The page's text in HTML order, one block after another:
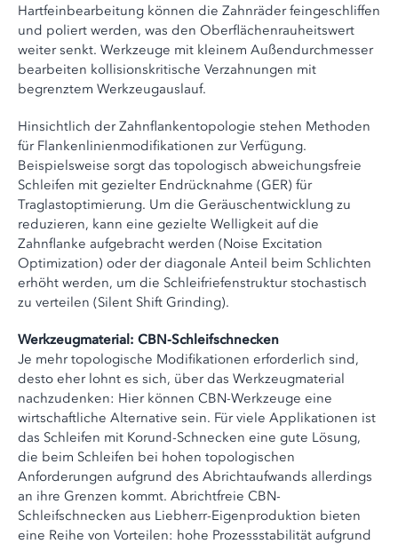
Hartfeinbearbeitung können die Zahnräder feingeschliffen
und poliert werden, was den Oberflächenrauheitswert
weiter senkt. Werkzeuge mit kleinem Außendurchmesser
bearbeiten kollisionskritische Verzahnungen mit
begrenztem Werkzeugauslauf.
Hinsichtlich der Zahnflankentopologie stehen Methoden
für Flankenlinienmodifikationen zur Verfügung.
Beispielsweise sorgt das topologisch abweichungsfreie
Schleifen mit gezielter Endrücknahme (GER) für
Traglastoptimierung. Um die Geräuschentwicklung zu
reduzieren, kann eine gezielte Welligkeit auf die
Zahnflanke aufgebracht werden (Noise Excitation
Optimization) oder der diagonale Anteil beim Schlichten
erhöht werden, um die Schleifriefenstruktur stochastisch
zu verteilen (Silent Shift Grinding).
Werkzeugmaterial: CBN-Schleifschnecken
Je mehr topologische Modifikationen erforderlich sind,
desto eher lohnt es sich, über das Werkzeugmaterial
nachzudenken: Hier können CBN-Werkzeuge eine
wirtschaftliche Alternative sein. Für viele Applikationen ist
das Schleifen mit Korund-Schnecken eine gute Lösung,
die beim Schleifen bei hohen topologischen
Anforderungen aufgrund des Abrichtaufwands allerdings
an ihre Grenzen kommt. Abrichtfreie CBN-
Schleifschnecken aus Liebherr-Eigenproduktion bieten
eine Reihe von Vorteilen: hohe Prozessstabilität aufgrund